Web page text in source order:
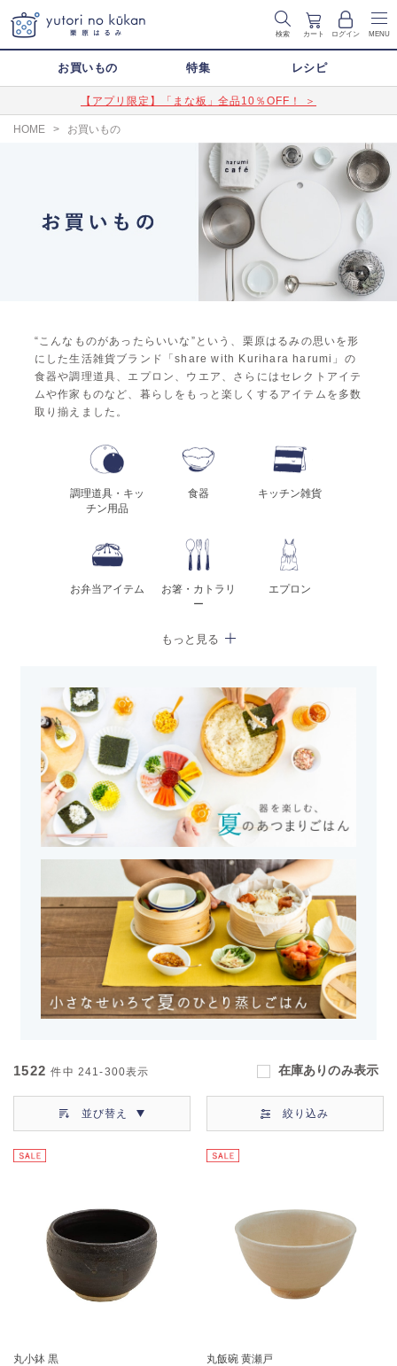
検索 カート ログイン MENU
お買いもの 特集 レシピ
【アプリ限定】「まな板」全品10％OFF！ ＞
HOME > お買いもの
“こんなものがあったらいいな”という、栗原はるみの思いを形
にした生活雑貨ブランド「share with Kurihara harumi」の
食器や調理道具、エプロン、ウエア、さらにはセレクトアイテ
ムや作家ものなど、暮らしをもっと楽しくするアイテムを多数
取り揃えました。
調理道具・キッ
チン用品
食器 キッチン雑貨
お弁当アイテム
お箸・カトラリ
ー
エプロン
1522 件中 241-300表示 在庫ありのみ表示
並び替え 絞り込み
丸小鉢 黒 丸飯碗 黄瀬戸